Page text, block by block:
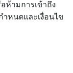
ห้ามการเข้าถึง
หนดและเงื่อนไข